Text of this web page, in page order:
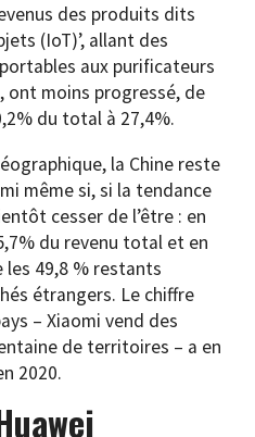
des produits dits
(IoT)’, allant des
aux purificateurs
ont moins progressé, de
du total à 27,4%.
la Chine reste
même si, si la tendance
cesser de l’être : en
du revenu total et en
les 49,8 % restants
étrangers. Le chiffre
– Xiaomi vend des
de territoires – a en
2020.